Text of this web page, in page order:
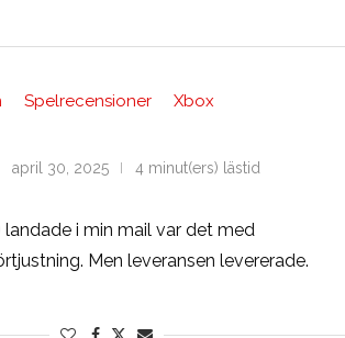
Spelrecensioner Xbox
april 30, 2025 4 minut(ers) lästid
landade i min mail var det med
Men leveransen levererade.